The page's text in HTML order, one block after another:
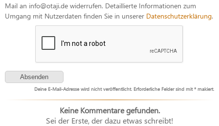
Mail an info@otaji.de widerrufen. Detaillierte Informationen zum
Umgang mit Nutzerdaten finden Sie in unserer Datenschutzerklärung.
Deine E-Mail-Adresse wird nicht veröffentlicht. Erforderliche Felder sind mit * makiert.
Keine Kommentare gefunden.
Sei der Erste, der dazu etwas schreibt!